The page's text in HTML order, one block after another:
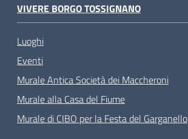
VIVERE BORGO TOSSIGNANO
Luoghi
Eventi
Murale Antica Società dei Maccheroni
Murale alla Casa del Fiume
Murale di CIBO per la Festa del Garganello